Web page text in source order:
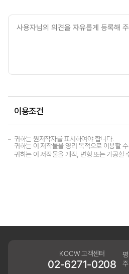
이용조건
귀하는 원저작자를 표시하여야 합니다.
귀하는 이 저작물을 영리 목적으로 이용할
귀하는 이 저작물을 개작, 변형 또는 가공할
KOCW 고객센터
02-6271-0208